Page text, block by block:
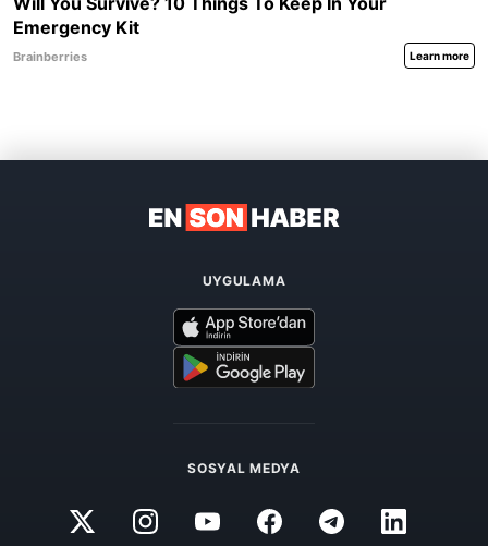
UYGULAMA
SOSYAL MEDYA